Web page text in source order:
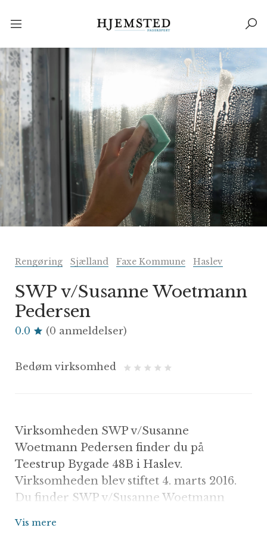
Rengøring Sjælland Faxe Kommune Haslev
SWP v/Susanne Woetmann
Pedersen
0.0 (0 anmeldelser)
Bedøm virksomhed
Virksomheden SWP v/Susanne
Woetmann Pedersen finder du på
Teestrup Bygade 48B i Haslev.
Virksomheden blev stiftet 4. marts 2016.
Du finder SWP v/Susanne Woetmann
Vis mere